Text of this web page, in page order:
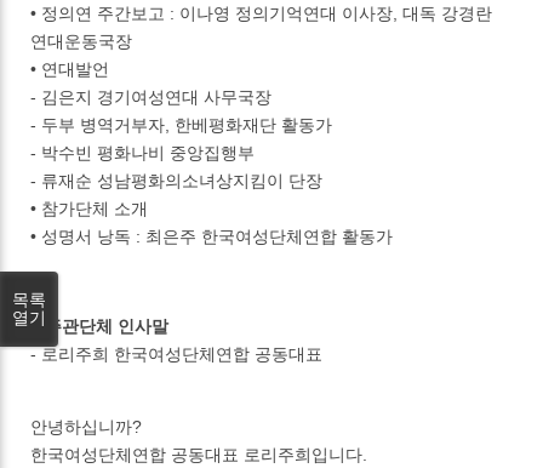
• 정의연 주간보고 : 이나영 정의기억연대 이사장, 대독 강경란
연대운동국장
• 연대발언
- 김은지 경기여성연대 사무국장
- 두부 병역거부자, 한베평화재단 활동가
- 박수빈 평화나비 중앙집행부
- 류재순 성남평화의소녀상지킴이 단장
• 참가단체 소개
• 성명서 낭독 : 최은주 한국여성단체연합 활동가
■ 주관단체 인사말
- 로리주희 한국여성단체연합 공동대표
안녕하십니까?
한국여성단체연합 공동대표 로리주희입니다.
목록
열기